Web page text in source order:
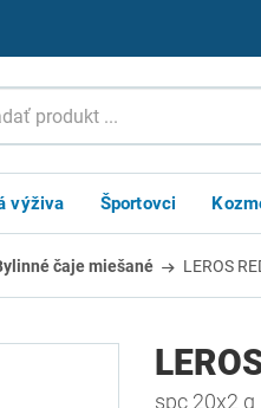
výživa Športovci
čaje miešané LEROS
spc 20x2 g